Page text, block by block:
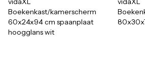
Boekenkast/kamerscherm
60x24x94 cm spaanplaat
hoogglans wit